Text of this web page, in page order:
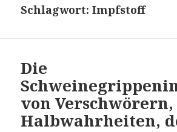
Schlagwort:Impfstoff
Die
von Verschwörern,
Halbwahrheiten,